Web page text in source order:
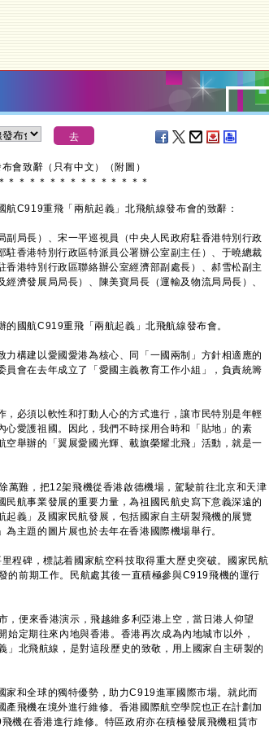
會致辭（只有中文）（附圖）
＊ ＊ ＊ ＊ ＊ ＊ ＊ ＊ ＊ ＊ ＊ ＊ ＊ ＊ ＊
C919重飛「兩航起義」北飛航線發布會的致辭：
局長）、宋一平巡視員（中央人民政府駐香港特別行政
香港特別行政區特派員公署辦公室副主任）、于曉總裁
香港特別行政區聯絡辦公室經濟部副處長）、郝雪松副主
濟發展局局長）、陳美寶局長（運輸及物流局局長）、
國航C919重飛「兩航起義」北飛航線發布會。
構建以愛國愛港為核心、同「一國兩制」方針相適應的
會在去年成立了「愛國主義教育工作小組」，負責統籌
必須以軟性和打動人心的方式進行，讓市民特別是年輕
愛護祖國。因此，我們不時採用合時和「貼地」的素
舉辦的「翼展愛國光輝、載旗榮耀北飛」活動，就是一
難，把12架飛機從香港啟德機場，駕駛前往北京和天津
航事業發展的重要力量，為祖國民航史寫下意義深遠的
義」及國家民航發展，包括國家自主研製飛機的展覽
主題的圖片展也於去年在香港國際機場舉行。
碑，標誌着國家航空科技取得重大歷史突破。國家民航
的前期工作。民航處其後一直積極參與C919飛機的運行
便來香港演示，飛越維多利亞港上空，當日港人仰望
定期往來內地與香港。香港再次成為內地城市以外，
北飛航線，是對這段歷史的致敬，用上國家自主研製的
和全球的獨特優勢，助力C919進軍國際市場。就此而
飛機在境外進行維修。香港國際航空學院也正在計劃加
機在香港進行維修。特區政府亦在積極發展飛機租賃市